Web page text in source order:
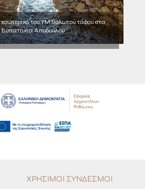
του ΥΜ θολωτού τάφου στα
Σωπατάκια Αποδούλου
ΧΡΗΣΙΜΟΙ ΣΥΝΔΕΣΜΟΙ